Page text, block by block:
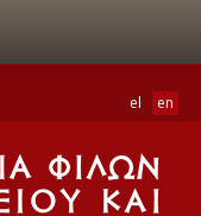
el
en